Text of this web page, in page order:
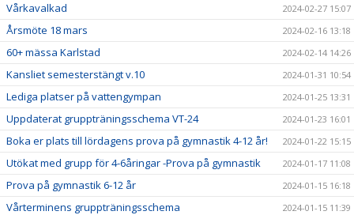
Vårkavalkad 2024-02-27 15:07
Årsmöte 18 mars 2024-02-16 13:18
60+ mässa Karlstad 2024-02-14 14:26
Kansliet semesterstängt v.10 2024-01-31 10:54
Lediga platser på vattengympan 2024-01-25 13:31
Uppdaterat gruppträningsschema VT-24 2024-01-23 16:01
Boka er plats till lördagens prova på gymnastik 4-12 år! 2024-01-22 15:15
Utökat med grupp för 4-6åringar -Prova på gymnastik 2024-01-17 11:08
Prova på gymnastik 6-12 år 2024-01-15 16:18
Vårterminens gruppträningsschema 2024-01-15 11:39